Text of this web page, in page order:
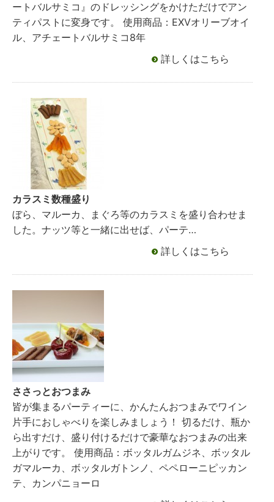
ートバルサミコ』のドレッシングをかけただけでアン
ティパストに変身です。 使用商品：EXVオリーブオイ
ル、アチェートバルサミコ8年
詳しくはこちら
カラスミ数種盛り
ぼら、マルーカ、まぐろ等のカラスミを盛り合わせま
した。ナッツ等と一緒に出せば、パーテ…
詳しくはこちら
ささっとおつまみ
皆が集まるパーティーに、かんたんおつまみでワイン
片手におしゃべりを楽しみましょう！ 切るだけ、瓶か
ら出すだけ、盛り付けるだけで豪華なおつまみの出来
上がりです。 使用商品：ボッタルガムジネ、ボッタル
ガマルーカ、ボッタルガトンノ、ペペローニピッカン
テ、カンパニョーロ